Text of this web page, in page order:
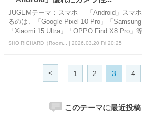
JUGEMテーマ：スマホ 「Android」スマ
るのは、「Google Pixel 10 Pro」「Samsung
「Xiaomi 15 Ultra」「OPPO Find X8 Pro」
SHO RICHARD（Room... | 2026.03.20 Fri 20:25
< 1 2 3 4
このテーマに最近投